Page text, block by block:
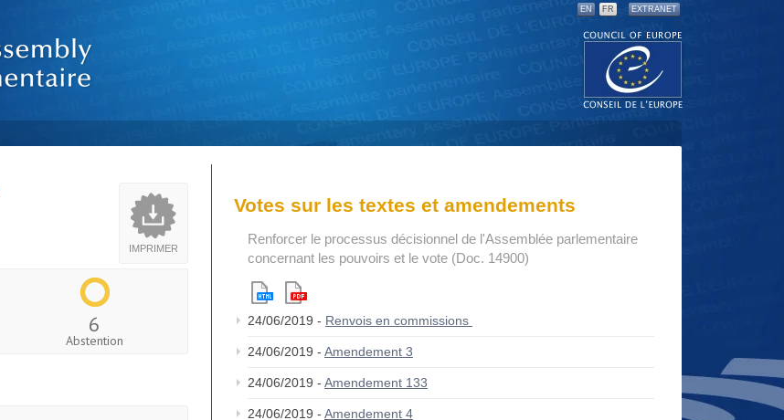
EN FR EXTRANET
IMPRIMER
6
Abstention
Votes sur les textes et amendements
Renforcer le processus décisionnel de l'Assemblée parlementaire
concernant les pouvoirs et le vote (Doc. 14900)
24/06/2019 - Renvois en commissions
24/06/2019 - Amendement 3
24/06/2019 - Amendement 133
24/06/2019 - Amendement 4